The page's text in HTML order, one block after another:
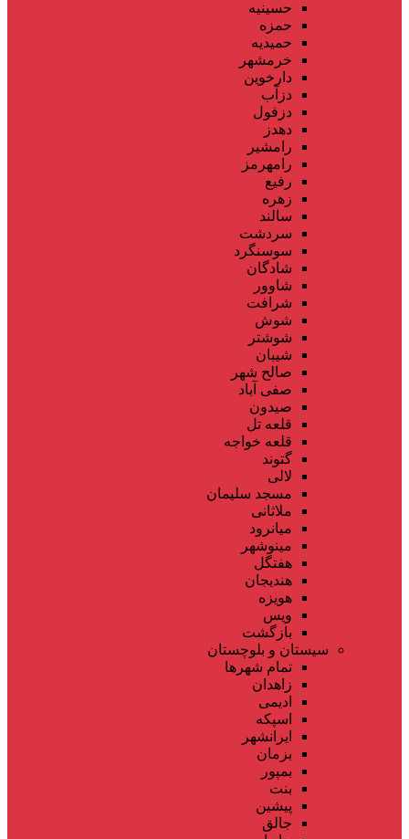
حسینیه
حمزه
حمیدیه
خرمشهر
دارخوین
دزآب
دزفول
دهدز
رامشیر
رامهرمز
رفیع
زهره
سالند
سردشت
سوسنگرد
شادگان
شاوور
شرافت
شوش
شوشتر
شیبان
صالح شهر
صفی آباد
صیدون
قلعه تل
قلعه خواجه
گتوند
لالی
مسجد سلیمان
ملاثانی
میانرود
مینوشهر
هفتگل
هندیجان
هویزه
ویس
بازگشت
سیستان و بلوچستان
تمام شهر‌ها
زاهدان
ادیمی
اسپکه
ایرانشهر
بزمان
بمپور
بنت
پیشین
جالق